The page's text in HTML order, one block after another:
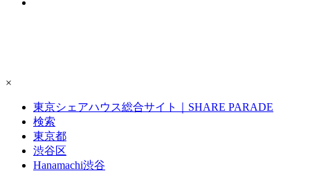
×
東京シェアハウス総合サイト｜SHARE PARADE
検索
東京都
渋谷区
Hanamachi渋谷